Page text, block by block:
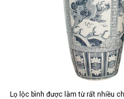
Lọ lộc bình được làm từ rất nhiều